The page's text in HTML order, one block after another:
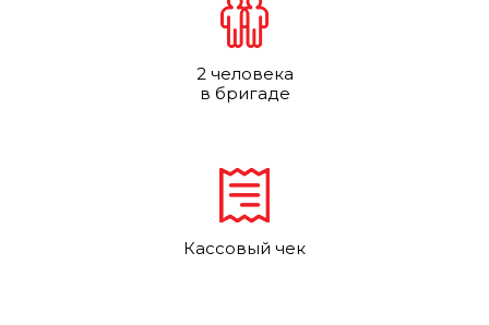
2 человека
в бригаде
Кассовый чек